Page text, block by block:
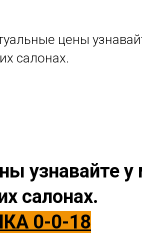
цены
салонах.
узнавайте
салонах.
0-0-18